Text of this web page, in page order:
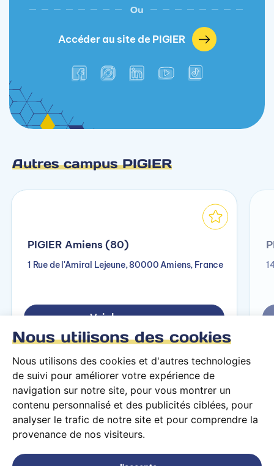
Nous utilisons des cookies
Nous utilisons des cookies et d'autres technologies
de suivi pour améliorer votre expérience de
navigation sur notre site, pour vous montrer un
contenu personnalisé et des publicités ciblées, pour
analyser le trafic de notre site et pour comprendre la
provenance de nos visiteurs.
Ou
Accéder au site de PIGIER
Autres campus PIGIER
PIGIER Amiens (80)
1 Rue de l'Amiral Lejeune, 80000 Amiens, France
Voir le campus
Conditions générales d’utilisation